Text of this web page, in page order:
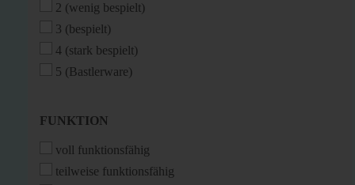
2 (wenig bespielt)
3 (bespielt)
4 (stark bespielt)
5 (Bastlerware)
FUNKTION
FUNKTION
voll funktionsfähig
teilweise funktionsfähig